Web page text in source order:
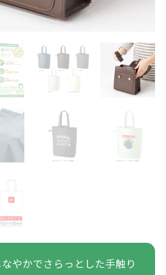
やかでさらっとした手触り